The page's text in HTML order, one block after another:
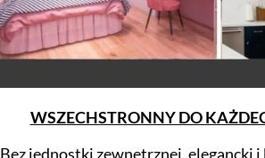
WSZECHSTRONNY DO
Bez jednostki zewnętrznej, elegancki